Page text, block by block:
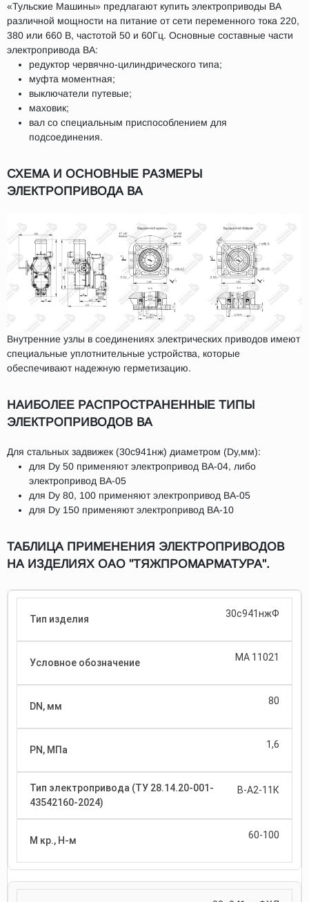
«Тульские Машины» предлагают купить электроприводы ВА
различной мощности на питание от сети переменного тока 220,
380 или 660 В, частотой 50 и 60Гц. Основные составные части
электропривода ВА:
редуктор червячно-цилиндрического типа;
муфта моментная;
выключатели путевые;
маховик;
вал со специальным приспособлением для
подсоединения.
СХЕМА И ОСНОВНЫЕ РАЗМЕРЫ
ЭЛЕКТРОПРИВОДА ВА
Внутренние узлы в соединениях электрических приводов имеют
специальные уплотнительные устройства, которые
обеспечивают надежную герметизацию.
НАИБОЛЕЕ РАСПРОСТРАНЕННЫЕ ТИПЫ
ЭЛЕКТРОПРИВОДОВ ВА
Для стальных задвижек (30c941нж) диаметром (Dy,мм):
для Dy 50 применяют электропривод ВА-04, либо
электропривод ВА-05
для Dy 80, 100 применяют электропривод ВА-05
для Dy 150 применяют электропривод ВА-10
ТАБЛИЦА ПРИМЕНЕНИЯ ЭЛЕКТРОПРИВОДОВ
НА ИЗДЕЛИЯХ ОАО "ТЯЖПРОМАРМАТУРА".
30с941нжФ
МА 11021
80
1,6
В-А2-11К
60-100